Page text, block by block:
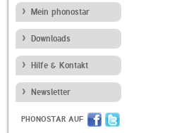
Mein phonostar
Downloads
Hilfe & Kontakt
Newsletter
PHONOSTAR AUF